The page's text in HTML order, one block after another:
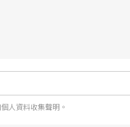
人資料收集聲明。